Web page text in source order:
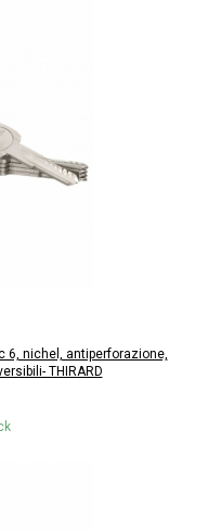
6, nichel, antiperforazione,
THIRARD